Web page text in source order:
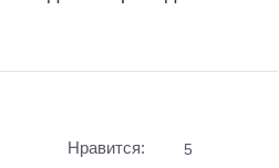
Нравится: 5